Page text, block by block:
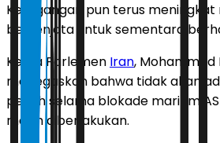
Ketegangan pun terus meningkat
bersenjata untuk sementara
Ketua Parlemen Iran, Mohammad
menegaskan bahwa tidak akan
penuh selama blokade maritim
masih diberlakukan.